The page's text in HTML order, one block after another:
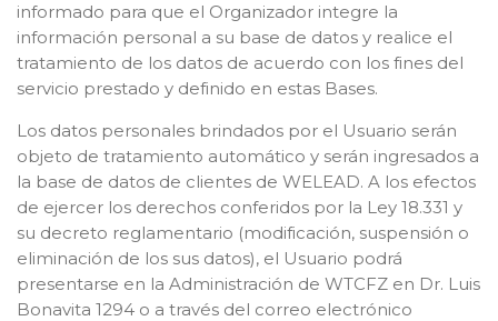
informado para que el Organizador integre la
información personal a su base de datos y realice el
tratamiento de los datos de acuerdo con los fines del
servicio prestado y definido en estas Bases.
Los datos personales brindados por el Usuario serán
objeto de tratamiento automático y serán ingresados a
la base de datos de clientes de WELEAD. A los efectos
de ejercer los derechos conferidos por la Ley 18.331 y
su decreto reglamentario (modificación, suspensión o
eliminación de los sus datos), el Usuario podrá
presentarse en la Administración de WTCFZ en Dr. Luis
Bonavita 1294 o a través del correo electrónico